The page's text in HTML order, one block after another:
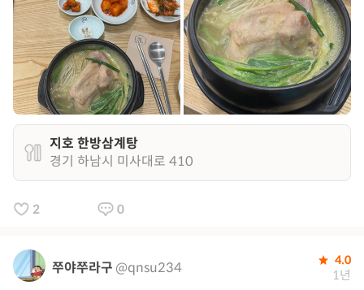
지호 한방삼계탕
경기 하남시 미사대로 410
2 0
쭈야쭈라구 @qnsu234 4.0
1년